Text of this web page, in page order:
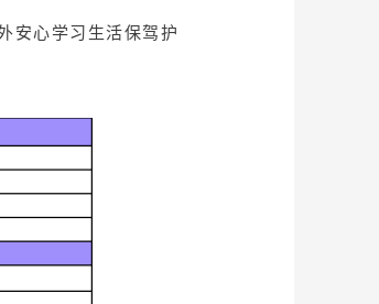
安心学习生活保驾护